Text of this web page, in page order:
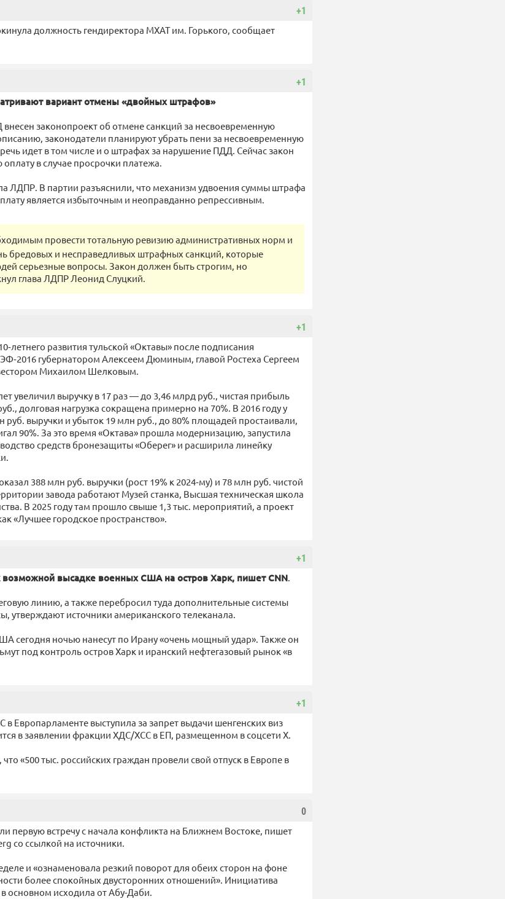
+1
должность гендиректора МХАТ им. Горького, сообщает
+1
вариант отмены «двойных штрафов»
внесен законопроект об отмене санкций за несвоевременную
законодатели планируют убрать пени за несвоевременную
идет в том числе и о штрафах за нарушение ПДД. Сейчас закон
в случае просрочки платежа.
ЛДПР. В партии разъяснили, что механизм удвоения суммы штрафа
является избыточным и неоправданно репрессивным.
провести тотальную ревизию административных норм и
бредовых и несправедливых штрафных санкций, которые
серьезные вопросы. Закон должен быть строгим, но
глава ЛДПР Леонид Слуцкий.
+1
развития тульской «Октавы» после подписания
губернатором Алексеем Дюминым, главой Ростеха Сергеем
Михаилом Шелковым.
увеличил выручку в 17 раз — до 3,46 млрд руб., чистая прибыль
долговая нагрузка сокращена примерно на 70%. В 2016 году у
руб. выручки и убыток 19 млн руб., до 80% площадей простаивали,
90%. За это время «Октава» прошла модернизацию, запустила
средств бронезащиты «Оберег» и расширила линейку
388 млн руб. выручки (рост 19% к 2024‑му) и 78 млн руб. чистой
завода работают Музей станка, Высшая техническая школа
В 2025 году там прошло свыше 1,3 тыс. мероприятий, а проект
«Лучшее городское пространство».
+1
к возможной высадке военных США на остров Харк, пишет CNN.
линию, а также перебросил туда дополнительные системы
утверждают источники американского телеканала.
сегодня ночью нанесут по Ирану «очень мощный удар». Также он
под контроль остров Харк и иранский нефтегазовый рынок «в
+1
в Европарламенте выступила за запрет выдачи шенгенских виз
в заявлении фракции ХДС/ХСС в ЕП, размещенном в соцсети Х.
«500 тыс. российских граждан провели свой отпуск в Европе в
0
первую встречу с начала конфликта на Ближнем Востоке, пишет
со ссылкой на источники.
и «ознаменовала резкий поворот для обеих сторон на фоне
более спокойных двусторонних отношений». Инициатива
основном исходила от Абу-Даби.